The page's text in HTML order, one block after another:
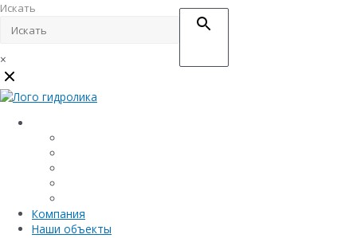
Искать
×
Компания
Наши объекты